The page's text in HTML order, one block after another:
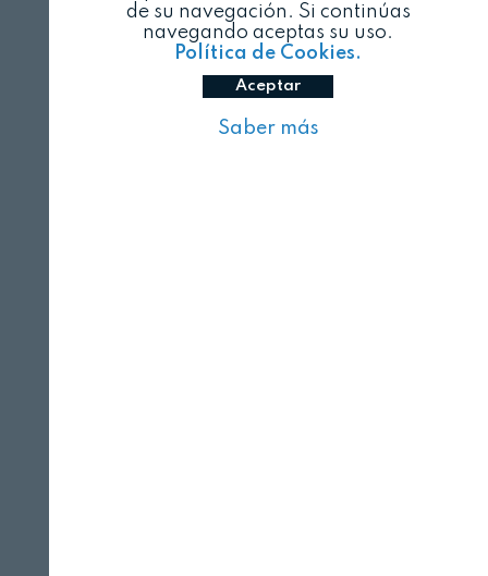
de su navegación. Si continúas
navegando aceptas su uso.
Política de Cookies.
Aceptar
Saber más